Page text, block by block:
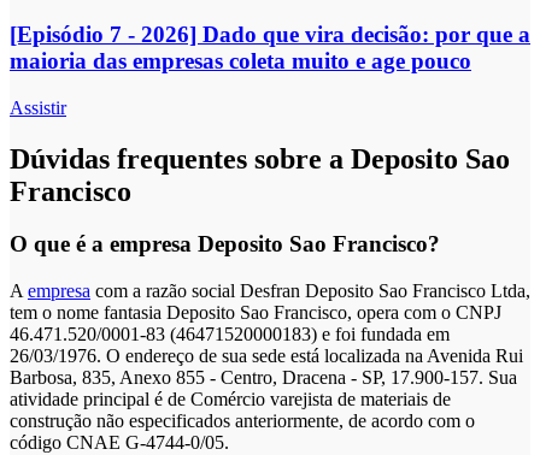
[Episódio 7 - 2026] Dado que vira decisão: por que a
maioria das empresas coleta muito e age pouco
Assistir
Dúvidas frequentes sobre a Deposito Sao
Francisco
O que é a empresa Deposito Sao Francisco?
A empresa com a razão social Desfran Deposito Sao Francisco Ltda,
tem o nome fantasia Deposito Sao Francisco, opera com o CNPJ
46.471.520/0001-83 (46471520000183) e foi fundada em
26/03/1976. O endereço de sua sede está localizada na Avenida Rui
Barbosa, 835, Anexo 855 - Centro, Dracena - SP, 17.900-157. Sua
atividade principal é de Comércio varejista de materiais de
construção não especificados anteriormente, de acordo com o
código CNAE G-4744-0/05.